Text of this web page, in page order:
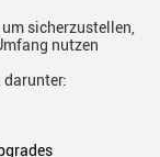
sicherzustellen,
nutzen
darunter: